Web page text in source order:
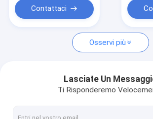
Asciugatrice a spruzzo di latte
Essiccatore di spruzzo industriale
Essiccatore di spruzzo del ciclo chiuso
Asciugatrice per letti a spruzzo liquido
Asciugatrice a spruzzo da banco
Contattaci
Osservi più
Lasciate Un
Ti Risponderemo